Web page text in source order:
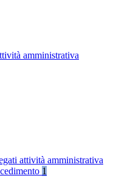
amministrativa
attività amministrativa
1